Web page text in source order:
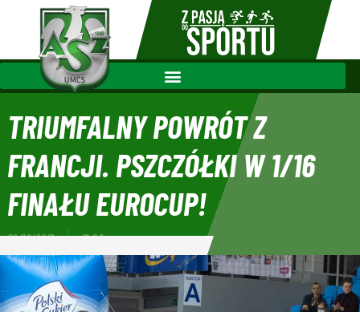
TRIUMFALNY POWRÓT Z
FRANCJI. PSZCZÓŁKI W 1/16
FINAŁU EUROCUP!
22/12/2021 21:06